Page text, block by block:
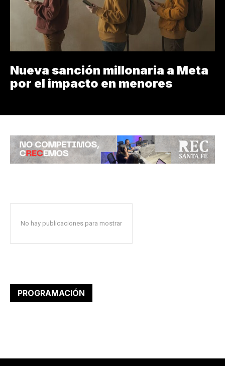
Nueva sanción millonaria a Meta
por el impacto en menores
No hay publicaciones para mostrar
PROGRAMACIÓN